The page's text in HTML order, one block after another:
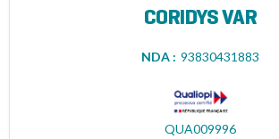
CORIDYS VAR
NDA : 93830431883
QUA009996